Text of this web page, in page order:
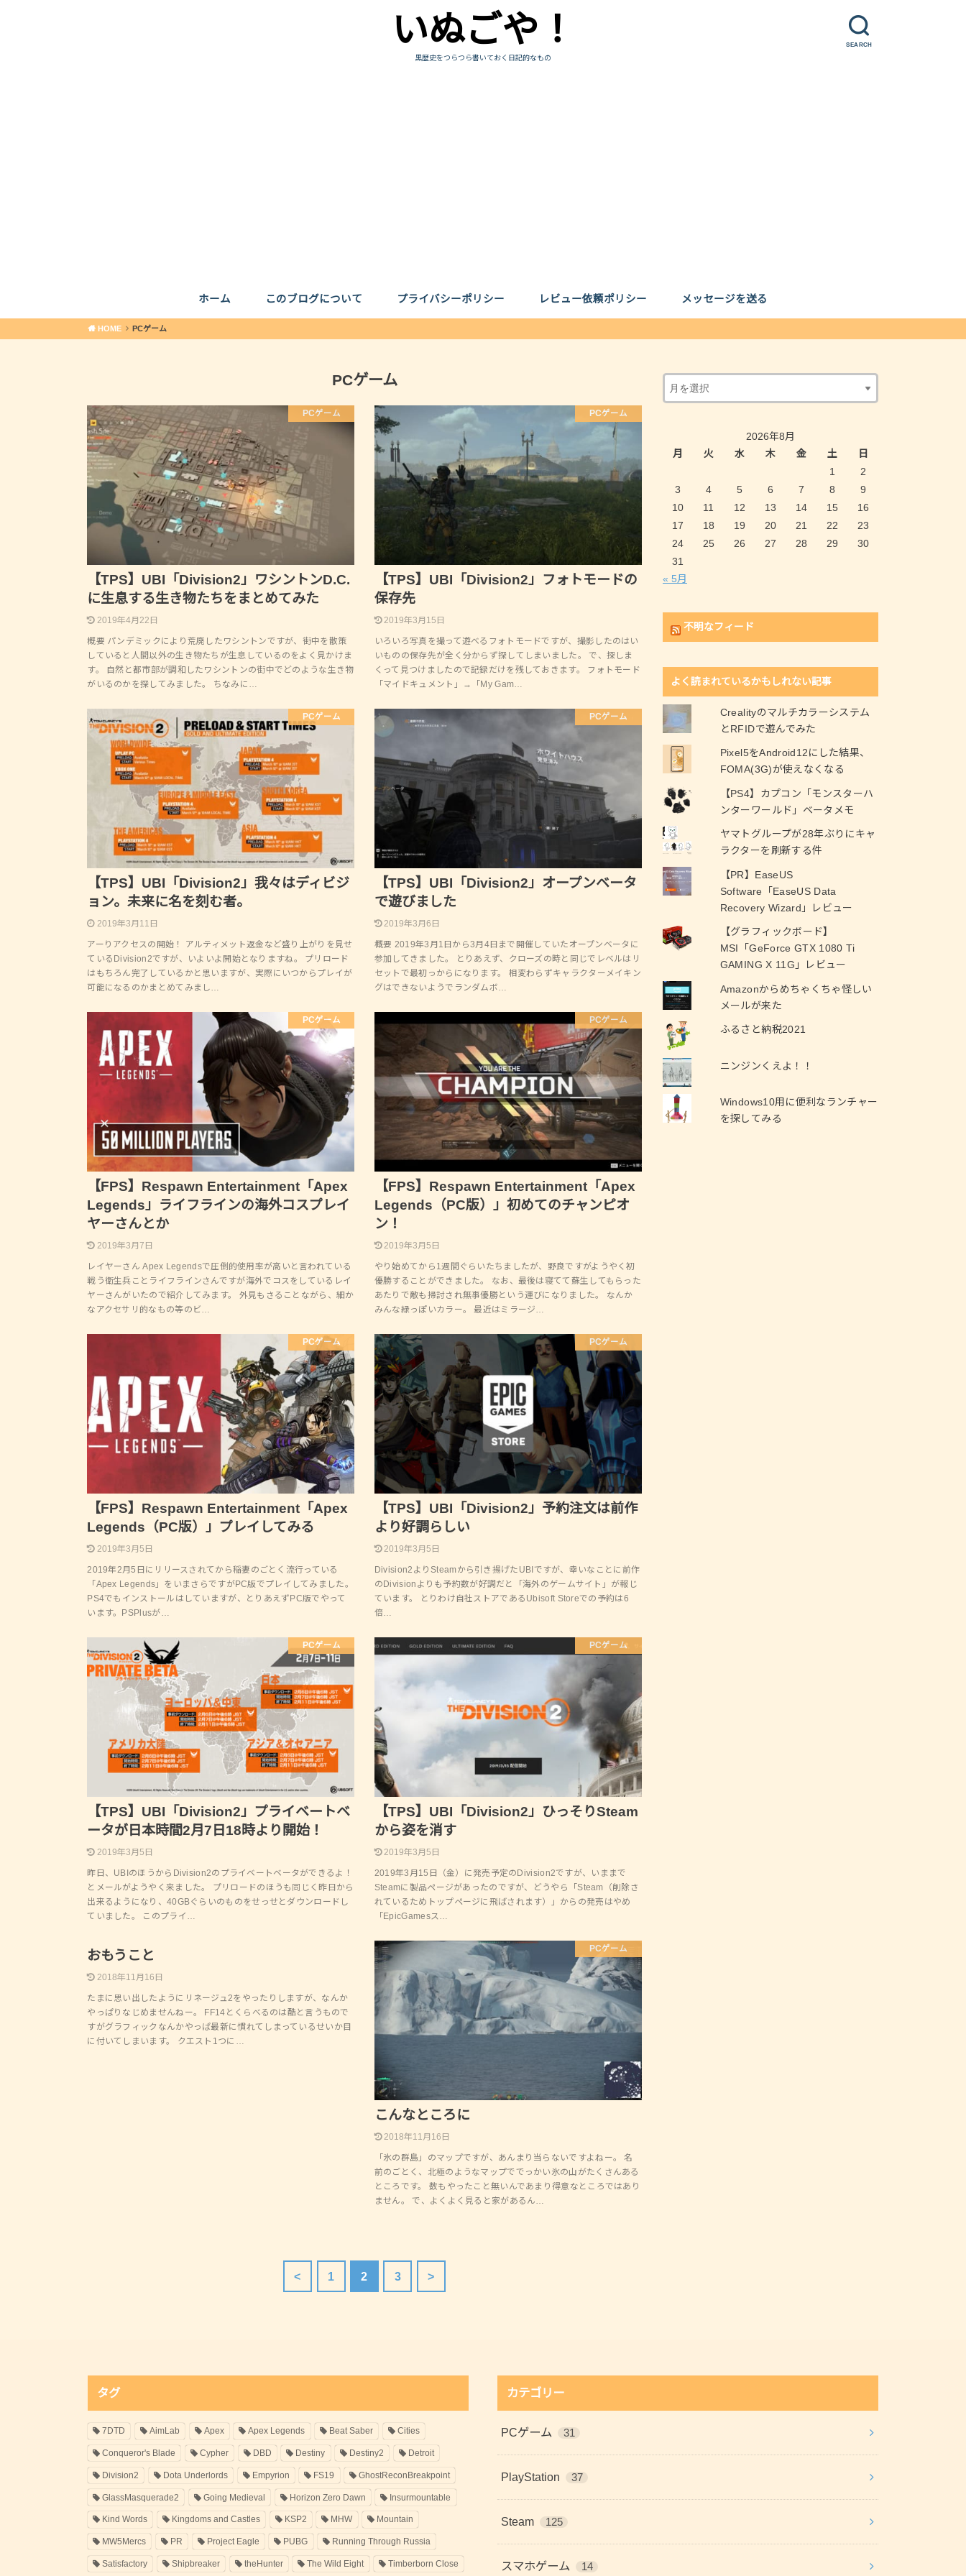
SEARCH
いぬごや！
黒歴史をつらつら書いておく日記的なもの
ホーム このブログについて プライバシーポリシー レビュー依頼ポリシー メッセージを送る
HOME PCゲーム
PCゲーム
PCゲーム
【TPS】UBI「Division2」ワシントンD.C.
に生息する生き物たちをまとめてみた
2019年4月22日
概要 パンデミックにより荒廃したワシントンですが、街中を散策
していると人間以外の生き物たちが生息しているのをよく見かけま
す。 自然と都市部が調和したワシントンの街中でどのような生き物
がいるのかを探してみました。 ちなみに…
PCゲーム
【TPS】UBI「Division2」フォトモードの
保存先
2019年3月15日
いろいろ写真を撮って遊べるフォトモードですが、撮影したのはい
いものの保存先が全く分からず探してしまいました。 で、探しま
くって見つけましたので記録だけを残しておきます。 フォトモード
「マイドキュメント」→「My Gam…
PCゲーム
【TPS】UBI「Division2」我々はディビジ
ョン。未来に名を刻む者。
2019年3月11日
アーりアクセスの開始！ アルティメット返金など盛り上がりを見せ
ているDivision2ですが、いよいよ開始となりますね。 プリロード
はもちろん完了しているかと思いますが、実際にいつからプレイが
可能になるのかまとめてみまし…
PCゲーム
【TPS】UBI「Division2」オープンベータ
で遊びました
2019年3月6日
概要 2019年3月1日から3月4日まで開催していたオープンベータに
参加してきました。 とりあえず、クローズの時と同じでレベルはリ
セットで最初っからになります。 相変わらずキャラクターメイキン
グはできないようでランダムボ…
PCゲーム
【FPS】Respawn Entertainment「Apex
Legends」ライフラインの海外コスプレイ
ヤーさんとか
2019年3月7日
レイヤーさん Apex Legendsで圧倒的使用率が高いと言われている
戦う衛生兵ことライフラインさんですが海外でコスをしているレイ
ヤーさんがいたので紹介してみます。 外見もさることながら、細か
なアクセサリ的なもの等のビ…
PCゲーム
【FPS】Respawn Entertainment「Apex
Legends（PC版）」初めてのチャンピオ
ン！
2019年3月5日
やり始めてから1週間ぐらいたちましたが、野良ですがようやく初
優勝することができました。 なお、最後は寝てて蘇生してもらった
あたりで敵も掃討され無事優勝という運びになりました。 なんか
みんな緑っぽいカラー。 最近はミラージ…
PCゲーム
【FPS】Respawn Entertainment「Apex
Legends（PC版）」プレイしてみる
2019年3月5日
2019年2月5日にリリースされてから稲妻のごとく流行っている
「Apex Legends」をいまさらですがPC版でプレイしてみました。
PS4でもインストールはしていますが、とりあえずPC版でやって
います。PSPlusが…
PCゲーム
【TPS】UBI「Division2」予約注文は前作
より好調らしい
2019年3月5日
Division2よりSteamから引き揚げたUBIですが、幸いなことに前作
のDivisionよりも予約数が好調だと「海外のゲームサイト」が報じ
ています。 とりわけ自社ストアであるUbisoft Storeでの予約は6
倍…
PCゲーム
【TPS】UBI「Division2」プライベートベ
ータが日本時間2月7日18時より開始！
2019年3月5日
昨日、UBIのほうからDivision2のプライベートベータができるよ！
とメールがようやく来ました。 プリロードのほうも同じく昨日から
出来るようになり、40GBぐらいのものをせっせとダウンロードし
ていました。 このプライ…
PCゲーム
【TPS】UBI「Division2」ひっそりSteam
から姿を消す
2019年3月5日
2019年3月15日（金）に発売予定のDivision2ですが、いままで
Steamに製品ページがあったのですが、どうやら「Steam（削除さ
れているためトップページに飛ばされます）」からの発売はやめ
「EpicGamesス…
おもうこと
2018年11月16日
たまに思い出したようにリネージュ2をやったりしますが、なんか
やっぱりなじめませんねー。 FF14とくらべるのは酷と言うもので
すがグラフィックなんかやっぱ最新に慣れてしまっているせいか目
に付いてしまいます。 クエスト1つに…
PCゲーム
こんなところに
2018年11月16日
「氷の群島」のマップですが、あんまり当らないですよねー。 名
前のごとく、北極のようなマップででっかい氷の山がたくさんある
ところです。 数もやったこと無いんであまり得意なところではあり
ません。 で、よくよく見ると家があるん…
< 1 2 3 >
2026年8月
月
火 水 木 金 土
日
1
2
3
4 5 6 7 8
9
10
11 12 13 14 15
16
17
18 19 20 21 22
23
24
25 26 27 28 29
30
31
« 5月
不明なフィード
よく読まれているかもしれない記事
Crealityのマルチカラーシステム
とRFIDで遊んでみた
Pixel5をAndroid12にした結果、
FOMA(3G)が使えなくなる
【PS4】カプコン「モンスターハ
ンターワールド」ベータメモ
ヤマトグループが28年ぶりにキャ
ラクターを刷新する件
【PR】EaseUS
Software「EaseUS Data
Recovery Wizard」レビュー
【グラフィックボード】
MSI「GeForce GTX 1080 Ti
GAMING X 11G」レビュー
Amazonからめちゃくちゃ怪しい
メールが来た
ふるさと納税2021
ニンジンくえよ！！
Windows10用に便利なランチャー
を探してみる
タグ
7DTD AimLab Apex Apex Legends Beat Saber Cities
Conqueror's Blade Cypher DBD Destiny Destiny2 Detroit
Division2 Dota Underlords Empyrion FS19 GhostReconBreakpoint
GlassMasquerade2 Going Medieval Horizon Zero Dawn Insurmountable
Kind Words Kingdoms and Castles KSP2 MHW Mountain
MW5Mercs PR Project Eagle PUBG Running Through Russia
Satisfactory Shipbreaker theHunter The Wild Eight Timberborn Close
カテゴリー
PCゲーム 31
PlayStation 37
Steam 125
スマホゲーム 14